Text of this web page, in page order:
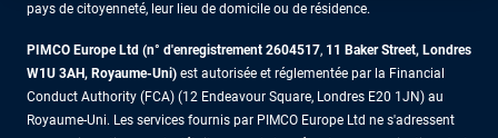
pays de citoyenneté, leur lieu de domicile ou de résidence.
PIMCO Europe Ltd (n° d'enregistrement 2604517, 11 Baker Street, Londres
W1U 3AH, Royaume-Uni) est autorisée et réglementée par la Financial
Conduct Authority (FCA) (12 Endeavour Square, Londres E20 1JN) au
Royaume-Uni. Les services fournis par PIMCO Europe Ltd ne s'adressent